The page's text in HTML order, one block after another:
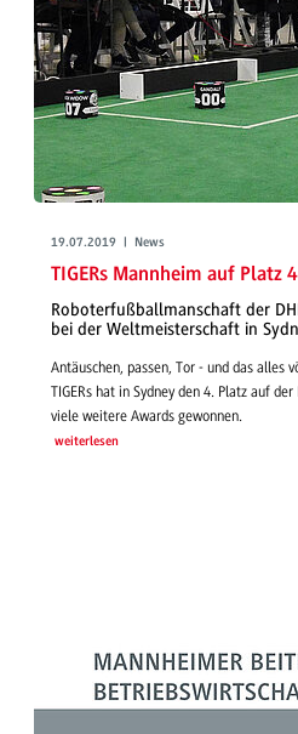
19.07.2019 | News
TIGERs Mannheim auf Platz
Roboterfußballmanschaft der
bei der Weltmeisterschaft in
Antäuschen, passen, Tor - und das alles
TIGERs hat in Sydney den 4. Platz auf
viele weitere Awards gewonnen.
weiterlesen